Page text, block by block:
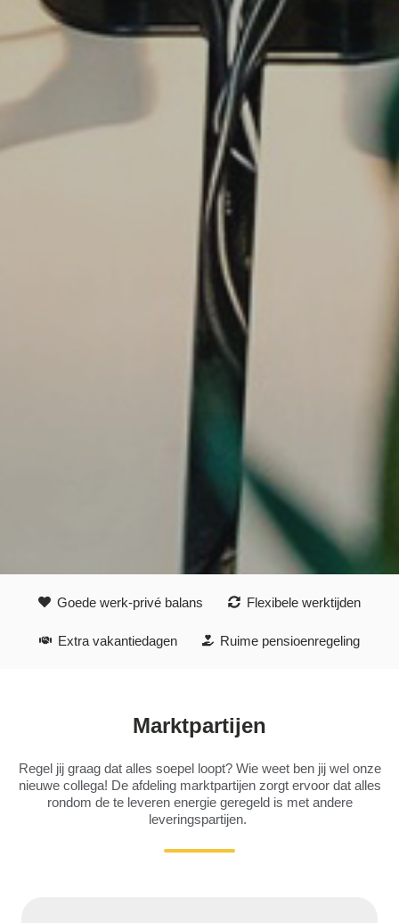
Goede werk-privé balans Flexibele werktijden
Extra vakantiedagen Ruime pensioenregeling
Marktpartijen
Regel jij graag dat alles soepel loopt? Wie weet ben jij wel onze
nieuwe collega! De afdeling marktpartijen zorgt ervoor dat alles
rondom de te leveren energie geregeld is met andere
leveringspartijen.